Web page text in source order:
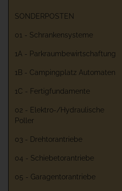
SONDERPOSTEN
01 - Schrankensysteme
1A - Parkraumbewirtschaftung
1B - Campingplatz Automaten
1C - Fertigfundamente
02 - Elektro-/Hydraulische
Poller
03 - Drehtorantriebe
04 - Schiebetorantriebe
05 - Garagentorantriebe